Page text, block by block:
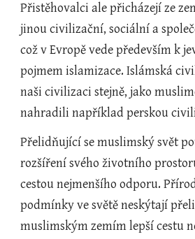
Přistěhovalci ale přicházejí ze
jinou civilizační, sociální a
což v Evropě vede především k
pojmem islamizace. Islámská
naši civilizaci stejně, jako
nahradili například perskou
Přelidňující se muslimský svět
rozšíření svého životního
cestou nejmenšího odporu.
podmínky ve světě neskýtají
muslimským zemím lepší cestu